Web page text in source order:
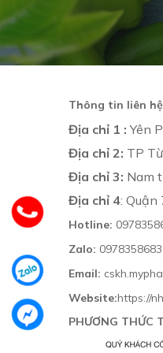
Thông tin liên hệ
Địa chỉ 1 :Yên
Địa chỉ 2: TP
Địa chỉ 3: Nam
Địa chỉ 4: Quận
Hotline:
Zalo:
Email:
Website:https://
PHƯƠNG THỨC